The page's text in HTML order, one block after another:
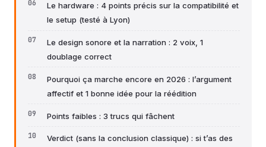
Le hardware : 4 points précis sur la compatibilité et
le setup (testé à Lyon)
Le design sonore et la narration : 2 voix, 1
doublage correct
Pourquoi ça marche encore en 2026 : l’argument
affectif et 1 bonne idée pour la réédition
Points faibles : 3 trucs qui fâchent
Verdict (sans la conclusion classique) : si t’as des